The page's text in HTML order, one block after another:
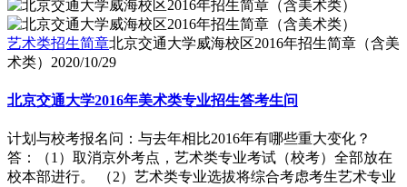
艺术类招生简章北京交通大学威海校区2016年招生简章（含美
术类） 2020/10/29
北京交通大学2016年美术类专业招生答考生问
计划与校考报名问：与去年相比2016年有哪些重大变化？
答：（1）取消京外考点，艺术类专业考试（校考）全部放在
校本部进行。 （2）艺术类专业选拔将综合考虑考生艺术专业